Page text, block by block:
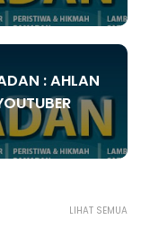
: AHLAN
LIHAT SEMUA